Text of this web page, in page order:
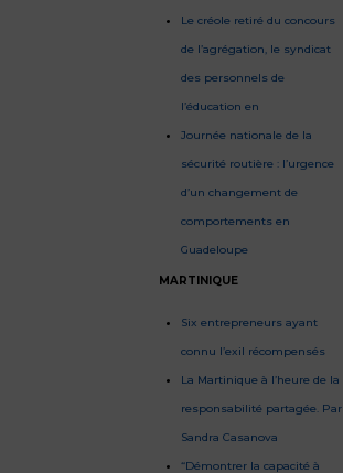
Le créole retiré du concours
de l’agrégation, le syndicat
des personnels de
l’éducation en
Journée nationale de la
sécurité routière : l’urgence
d’un changement de
comportements en
Guadeloupe
MARTINIQUE
Six entrepreneurs ayant
connu l’exil récompensés
La Martinique à l’heure de la
responsabilité partagée. Par
Sandra Casanova
“Démontrer la capacité à